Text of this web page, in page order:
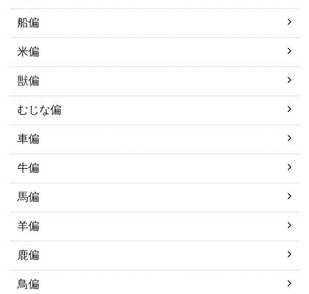
船偏
米偏
獣偏
むじな偏
車偏
牛偏
馬偏
羊偏
鹿偏
鳥偏